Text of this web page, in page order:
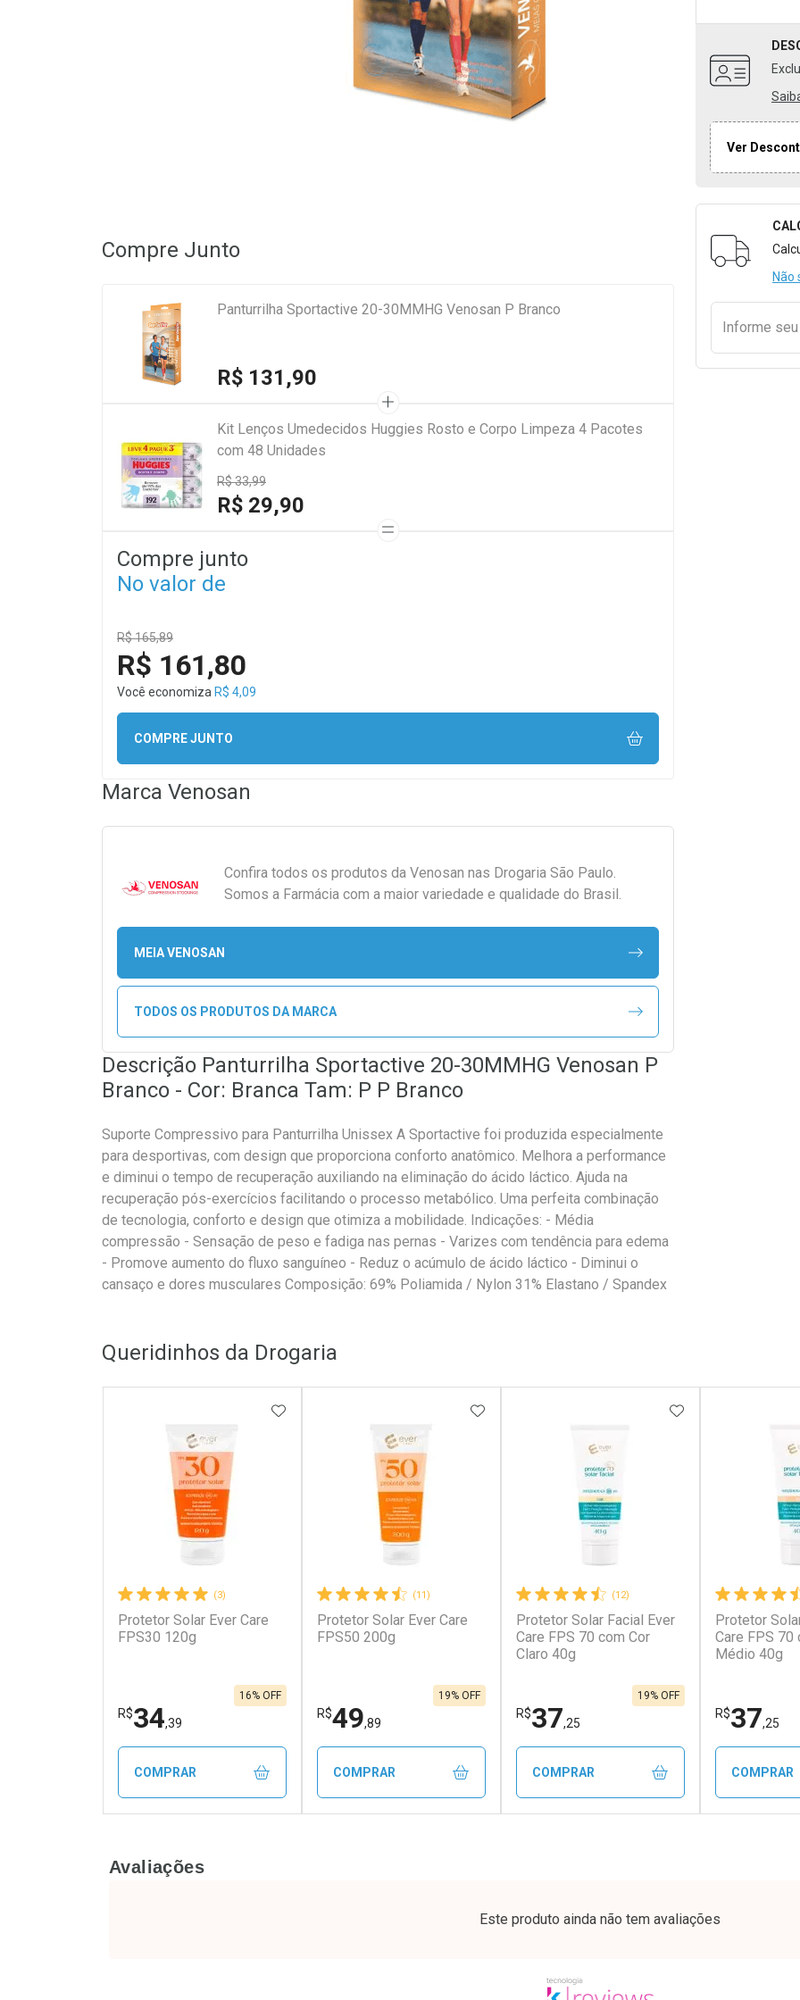
Ver
Não
Informe seu
Compre Junto
Panturrilha Sportactive 20-30MMHG Venosan P Branco
R$ 131,90
Kit Lenços Umedecidos Huggies Rosto e Corpo Limpeza 4 Pacotes
com 48 Unidades
R$ 33,99
R$ 29,90
Compre junto
No valor de
R$ 165,89
R$ 161,80
Você economiza R$ 4,09
COMPRE JUNTO
Marca Venosan
Confira todos os produtos da Venosan nas Drogaria São Paulo.
Somos a Farmácia com a maior variedade e qualidade do Brasil.
MEIA VENOSAN
TODOS OS PRODUTOS DA MARCA
Descrição Panturrilha Sportactive 20-30MMHG Venosan P
Branco - Cor: Branca Tam: P P Branco
Suporte Compressivo para Panturrilha Unissex A Sportactive foi produzida especialmente
para desportivas, com design que proporciona conforto anatômico. Melhora a performance
e diminui o tempo de recuperação auxiliando na eliminação do ácido láctico. Ajuda na
recuperação pós-exercícios facilitando o processo metabólico. Uma perfeita combinação
de tecnologia, conforto e design que otimiza a mobilidade. Indicações: - Média
compressão - Sensação de peso e fadiga nas pernas - Varizes com tendência para edema
- Promove aumento do fluxo sanguíneo - Reduz o acúmulo de ácido láctico - Diminui o
cansaço e dores musculares Composição: 69% Poliamida / Nylon 31% Elastano / Spandex
Queridinhos da Drogaria
(3)
Protetor Solar Ever Care
FPS30 120g
R$34,39
16% OFF
ADICIONAR AOS FAVORITOS
COMPRAR
Laboratório
Por Menos
(11)
Protetor Solar Ever Care
FPS50 200g
R$49,89
19% OFF
ADICIONAR AOS FAVORITOS
COMPRAR
(12)
Protetor Solar Facial Ever
Care FPS 70 com Cor
Claro 40g
R$37,25
19% OFF
ADICIONAR AOS
COMPRAR
Protetor
Care FPS 70
Médio 40g
R$37,25
COMPRAR
Avaliações
Este produto ainda não tem avaliações